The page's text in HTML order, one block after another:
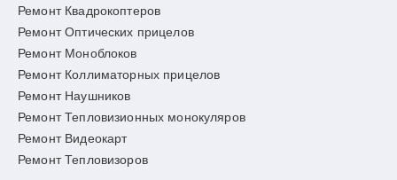
Ремонт Квадрокоптеров
Ремонт Оптических прицелов
Ремонт Моноблоков
Ремонт Коллиматорных прицелов
Ремонт Наушников
Ремонт Тепловизионных монокуляров
Ремонт Видеокарт
Ремонт Тепловизоров